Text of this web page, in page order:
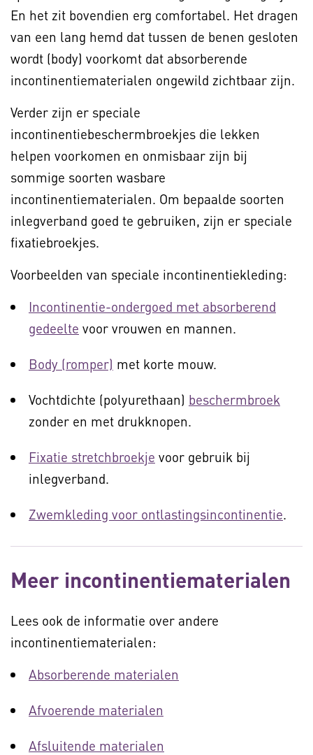
En het zit bovendien erg comfortabel. Het dragen
van een lang hemd dat tussen de benen gesloten
wordt (body) voorkomt dat absorberende
incontinentiematerialen ongewild zichtbaar zijn.
Verder zijn er speciale
incontinentiebeschermbroekjes die lekken
helpen voorkomen en onmisbaar zijn bij
sommige soorten wasbare
incontinentiematerialen. Om bepaalde soorten
inlegverband goed te gebruiken, zijn er speciale
fixatiebroekjes.
Voorbeelden van speciale incontinentiekleding:
Incontinentie-ondergoed met absorberend
gedeelte voor vrouwen en mannen.
Body (romper) met korte mouw.
Vochtdichte (polyurethaan) beschermbroek
zonder en met drukknopen.
Fixatie stretchbroekje voor gebruik bij
inlegverband.
Zwemkleding voor ontlastingsincontinentie.
Meer incontinentiematerialen
Lees ook de informatie over andere
incontinentiematerialen:
Absorberende materialen
Afvoerende materialen
Afsluitende materialen